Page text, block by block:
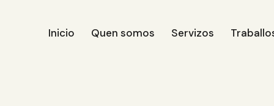
Inicio Quen somos Servizos